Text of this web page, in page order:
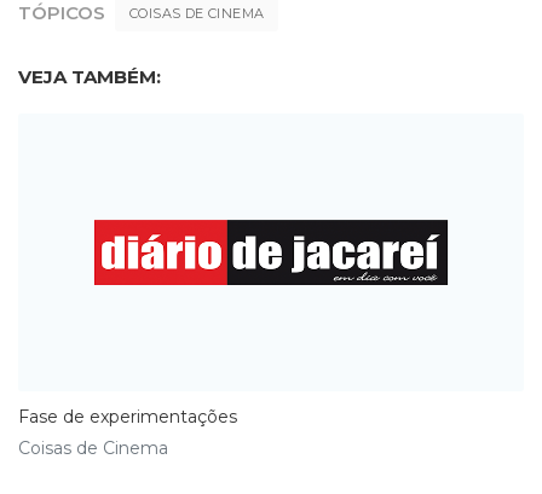
TÓPICOS COISAS DE CINEMA
VEJA TAMBÉM:
Fase de experimentações
Coisas de Cinema